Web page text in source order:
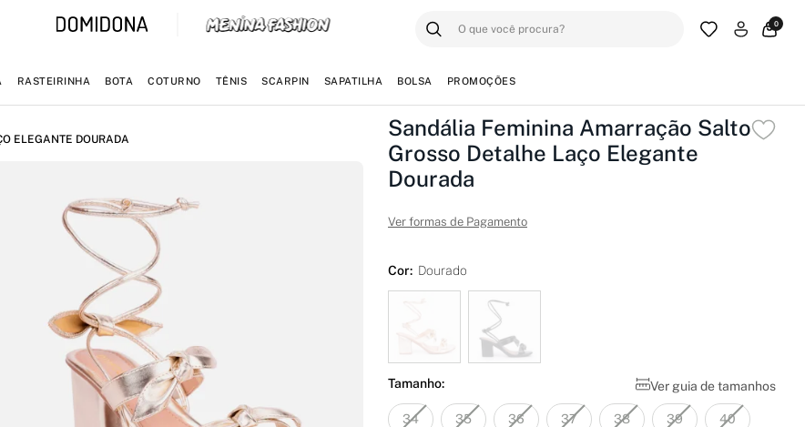
0
RASTEIRINHA BOTA COTURNO TÊNIS SCARPIN SAPATILHA BOLSA PROMOÇÕES
ELEGANTE DOURADA
Sandália Feminina Amarração Salto
Grosso Detalhe Laço Elegante
Dourada
Ver formas de Pagamento
Cor: Dourado
Ver guia de tamanhos
Tamanho:
34 35 36 37 38 39 40